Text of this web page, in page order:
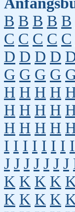
B B B B B
C C C C C
D D D D
G G G G
H H H H
H H H H
H H H H
I I I I I I I I
J J J J J J J
K K K K
K K K K